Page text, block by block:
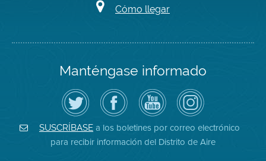
Cómo llegar
Manténgase informado
Siga
el
Distrito
de
Aire
en
Twitter
Visite
la
página
de
Facebook
del
Distrito
Canal
de
YouTube
del
Distrito
de
Aire
Air
District
on
Instagram
SUSCRÍBASE a los boletines por correo electrónico
para recibir información del Distrito de Aire